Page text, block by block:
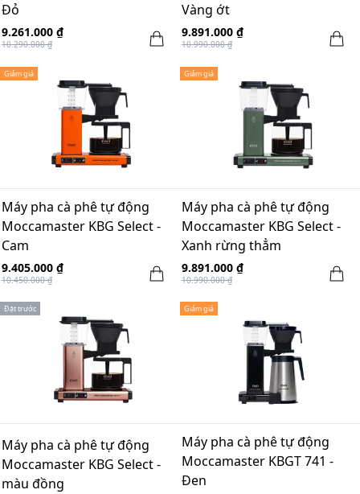
Đỏ
9.261.000 ₫
10.290.000 ₫
Vàng ớt
9.891.000 ₫
10.990.000 ₫
Giảm giá
Máy pha cà phê tự động
Moccamaster KBG Select -
Cam
9.405.000 ₫
10.450.000 ₫
Giảm giá
Máy pha cà phê tự động
Moccamaster KBG Select -
Xanh rừng thẳm
9.891.000 ₫
10.990.000 ₫
Đặt trước
Máy pha cà phê tự động
Moccamaster KBG Select -
màu đồng
Giảm giá
Máy pha cà phê tự động
Moccamaster KBGT 741 -
Đen